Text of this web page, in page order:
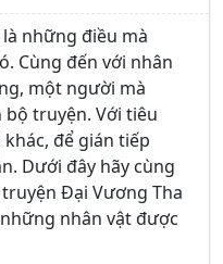
những điều mà
Cùng đến với nhân
một người mà
truyện. Với tiêu
để gián tiếp
Dưới đây hãy cùng
Đại Vương Tha
nhân vật được